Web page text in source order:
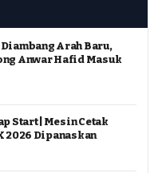
Arah Baru,
Anwar Hafid Masuk
Start | Mesin Cetak
2026 Dipanaskan